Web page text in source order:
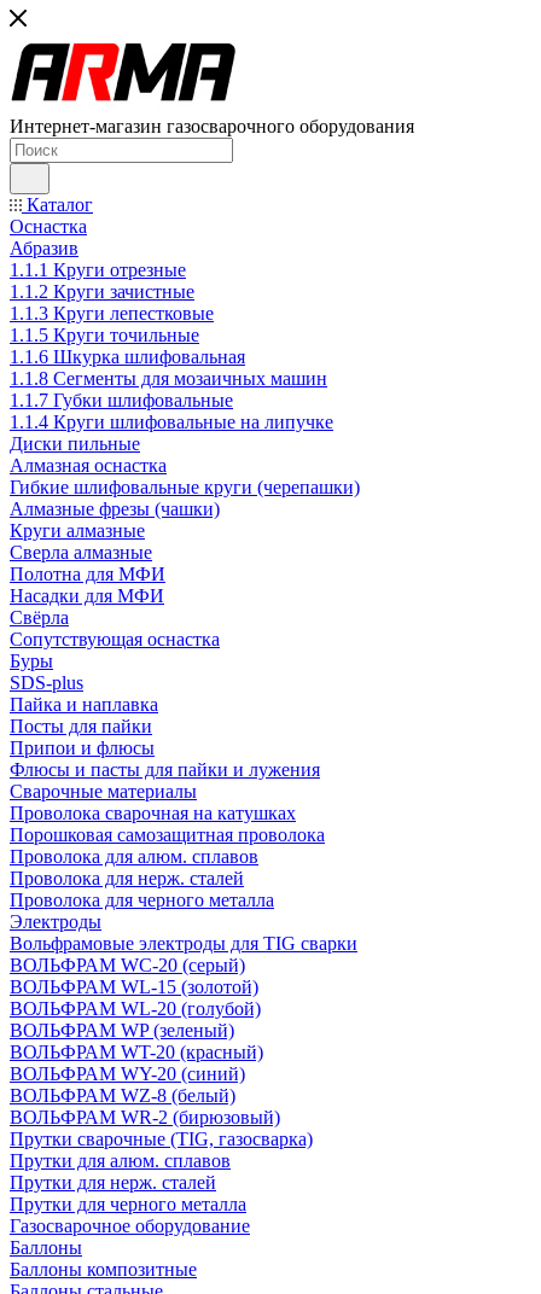
Интернет-магазин газосварочного оборудования
Каталог
Оснастка
Абразив
1.1.1 Круги отрезные
1.1.2 Круги зачистные
1.1.3 Круги лепестковые
1.1.5 Круги точильные
1.1.6 Шкурка шлифовальная
1.1.8 Сегменты для мозаичных машин
1.1.7 Губки шлифовальные
1.1.4 Круги шлифовальные на липучке
Диски пильные
Алмазная оснастка
Гибкие шлифовальные круги (черепашки)
Алмазные фрезы (чашки)
Круги алмазные
Сверла алмазные
Полотна для МФИ
Насадки для МФИ
Свёрла
Сопутствующая оснастка
Буры
SDS-plus
Пайка и наплавка
Посты для пайки
Припои и флюсы
Флюсы и пасты для пайки и лужения
Сварочные материалы
Проволока сварочная на катушках
Порошковая самозащитная проволока
Проволока для алюм. сплавов
Проволока для нерж. сталей
Проволока для черного металла
Электроды
Вольфрамовые электроды для TIG сварки
ВОЛЬФРАМ WC-20 (серый)
ВОЛЬФРАМ WL-15 (золотой)
ВОЛЬФРАМ WL-20 (голубой)
ВОЛЬФРАМ WP (зеленый)
ВОЛЬФРАМ WT-20 (красный)
ВОЛЬФРАМ WY-20 (синий)
ВОЛЬФРАМ WZ-8 (белый)
ВОЛЬФРАМ WR-2 (бирюзовый)
Прутки сварочные (TIG, газосварка)
Прутки для алюм. сплавов
Прутки для нерж. сталей
Прутки для черного металла
Газосварочное оборудование
Баллоны
Баллоны композитные